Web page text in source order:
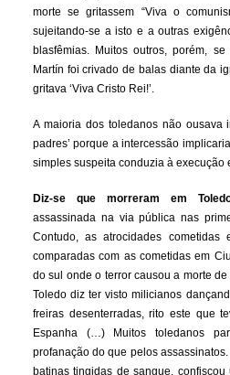
morte se gritassem “Viva o
sujeitando-se a isto e a outras
blasfêmias. Muitos outros, porém,
Martín foi crivado de balas diante da
gritava ‘Viva Cristo Rei!’.
A maioria dos toledanos não ousava
padres’ porque a intercessão
simples suspeita conduzia à execução
Diz-se que morreram em
assassinada na via pública nas
Contudo, as atrocidades cometidas
comparadas com as cometidas em
do sul onde o terror causou a morte
Toledo diz ter visto milicianos
freiras desenterradas, rito este que
Espanha (…) Muitos toledanos
profanação do que pelos
batinas tingidas de sangue,